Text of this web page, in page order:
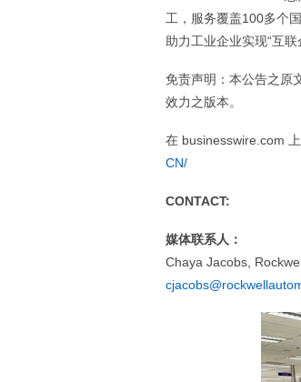
工，服务覆盖100多个
助力工业企业实现“互
免责声明：本公告之原
效力之版本。
在 businesswire.com
CN/
CONTACT:
媒体联系人：
Chaya Jacobs,